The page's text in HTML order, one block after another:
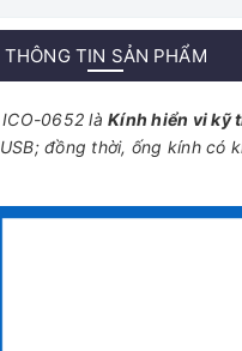
THÔNG TIN SẢN PHẨM
ICO-0652 làKính hiển vi kỹ
USB; đồng thời, ống kính có